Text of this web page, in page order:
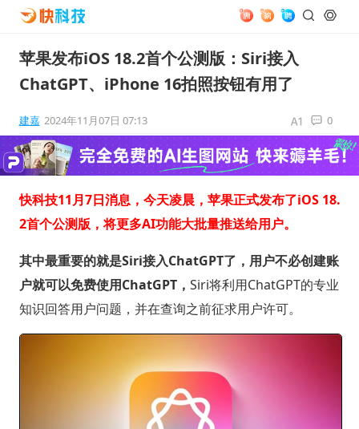
苹果发布iOS 18.2首个公测版：Siri接入
ChatGPT、iPhone 16拍照按钮有用了
建嘉 2024年11月07日 07:13 0
快科技11月7日消息，今天凌晨，苹果正式发布了iOS 18.
2首个公测版，将更多AI功能大批量推送给用户。
其中最重要的就是Siri接入ChatGPT了，用户不必创建账
户就可以免费使用ChatGPT， Siri将利用ChatGPT的专业
知识回答用户问题，并在查询之前征求用户许可。